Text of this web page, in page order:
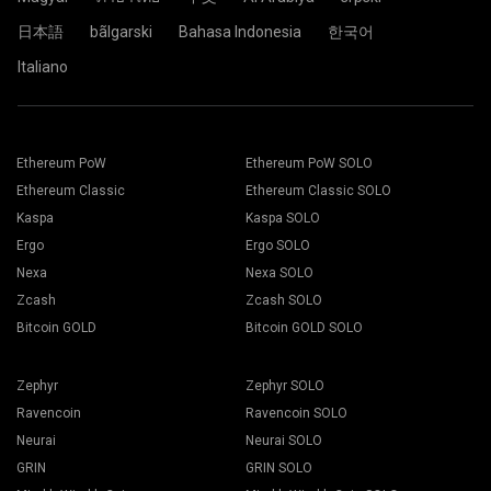
Przejść do zakładki Pracownicy.
Wybierz swoje platformy wydobywcze i wciśnij przycisk
Kopanie.
wydobywczej, a proces wydobycia rozpoczyna się
Wszystko jest gotowe. Twoje urządzenie górnicze
nazwę w polu Name poniżej. Naciśnij przycisk Create.
wyskakujące okienko, wybierz najbliższą lokalizację
serwera. Domyślną lokalizacją dla Europy jest EU.
日本語
bãlgarski Bahasa Indonesia
한국어
Italiano
Ethereum PoW
Ethereum Classic
Kaspa
Ergo
Nexa
Zcash
Bitcoin GOLD
Ethereum PoW SOLO
Ethereum Classic SOLO
Kaspa SOLO
Ergo SOLO
Nexa SOLO
Zcash SOLO
Bitcoin GOLD SOLO
Zephyr
Ravencoin
Neurai
GRIN
Zephyr SOLO
Ravencoin SOLO
Neurai SOLO
GRIN SOLO